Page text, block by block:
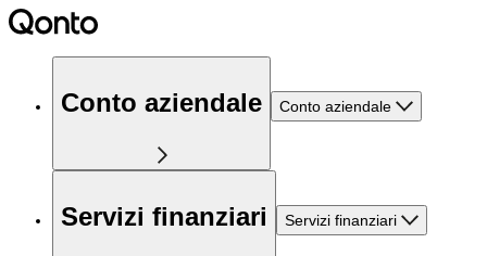
Conto aziendale Conto aziendale
Servizi finanziari Servizi finanziari